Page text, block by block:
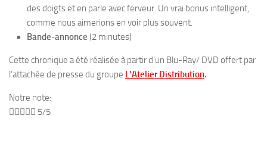
des doigts et en parle avec ferveur. Un vrai bonus intelligent,
comme nous aimerions en voir plus souvent.
Bande-annonce (2 minutes)
Cette chronique a été réalisée à partir d’un Blu-Ray/ DVD offert par
l’attachée de presse du groupe L’Atelier Distribution.
Notre note:
 5/5